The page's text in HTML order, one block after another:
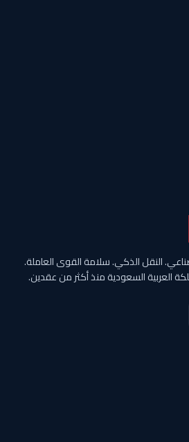
النقل الذكي. سلامة القوى العاملة.
العربية السعودية منذ أكثر من عقدين.